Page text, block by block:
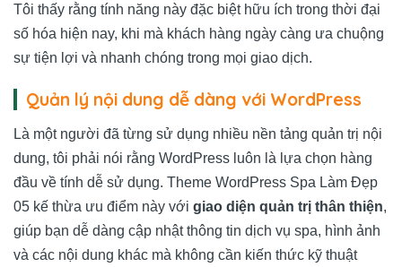
Tôi thấy rằng tính năng này đặc biệt hữu ích trong thời đại
số hóa hiện nay, khi mà khách hàng ngày càng ưa chuộng
sự tiện lợi và nhanh chóng trong mọi giao dịch.
Quản lý nội dung dễ dàng với WordPress
Là một người đã từng sử dụng nhiều nền tảng quản trị nội
dung, tôi phải nói rằng WordPress luôn là lựa chọn hàng
đầu về tính dễ sử dụng. Theme WordPress Spa Làm Đẹp
05 kế thừa ưu điểm này với giao diện quản trị thân thiện,
giúp bạn dễ dàng cập nhật thông tin dịch vụ spa, hình ảnh
và các nội dung khác mà không cần kiến thức kỹ thuật